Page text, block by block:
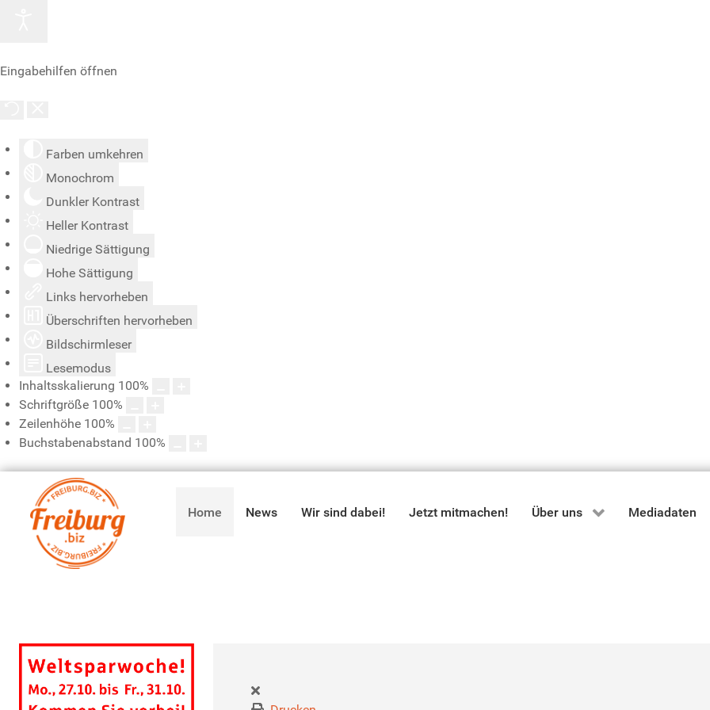
Eingabehilfen öffnen
Farben umkehren
Monochrom
Dunkler Kontrast
Heller Kontrast
Niedrige Sättigung
Hohe Sättigung
Links hervorheben
Überschriften hervorheben
Bildschirmleser
Lesemodus
Inhaltsskalierung 100%
Schriftgröße 100%
Zeilenhöhe 100%
Buchstabenabstand 100%
Home News Wir sind dabei! Jetzt mitmachen! Über uns Mediadaten